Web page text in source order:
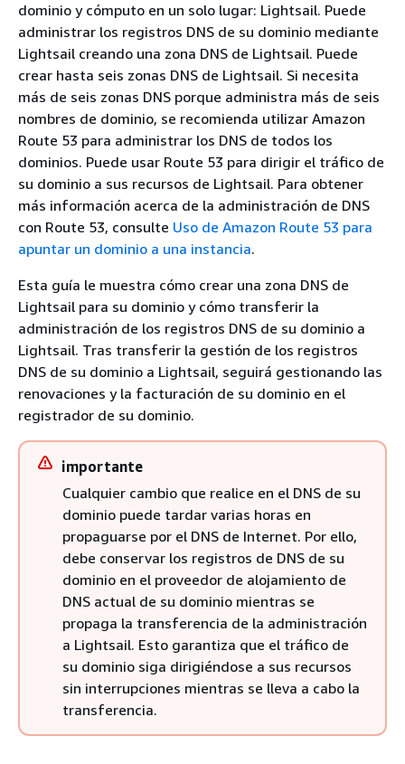
dominio y cómputo en un solo lugar: Lightsail. Puede
administrar los registros DNS de su dominio mediante
Lightsail creando una zona DNS de Lightsail. Puede
crear hasta seis zonas DNS de Lightsail. Si necesita
más de seis zonas DNS porque administra más de seis
nombres de dominio, se recomienda utilizar Amazon
Route 53 para administrar los DNS de todos los
dominios. Puede usar Route 53 para dirigir el tráfico de
su dominio a sus recursos de Lightsail. Para obtener
más información acerca de la administración de DNS
con Route 53, consulte Uso de Amazon Route 53 para
apuntar un dominio a una instancia.
Esta guía le muestra cómo crear una zona DNS de
Lightsail para su dominio y cómo transferir la
administración de los registros DNS de su dominio a
Lightsail. Tras transferir la gestión de los registros
DNS de su dominio a Lightsail, seguirá gestionando las
renovaciones y la facturación de su dominio en el
registrador de su dominio.
importante
Cualquier cambio que realice en el DNS de su
dominio puede tardar varias horas en
propaguarse por el DNS de Internet. Por ello,
debe conservar los registros de DNS de su
dominio en el proveedor de alojamiento de
DNS actual de su dominio mientras se
propaga la transferencia de la administración
a Lightsail. Esto garantiza que el tráfico de
su dominio siga dirigiéndose a sus recursos
sin interrupciones mientras se lleva a cabo la
transferencia.